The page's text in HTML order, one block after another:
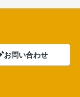
お問い合わせ